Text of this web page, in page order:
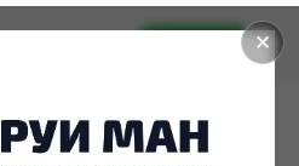
✕
Установить